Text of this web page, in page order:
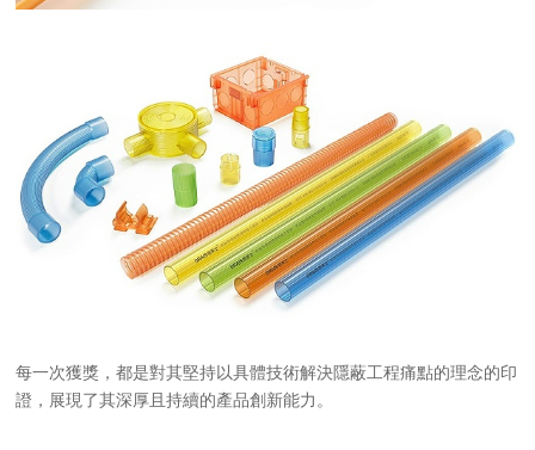
每一次獲獎，都是對其堅持以具體技術解決隱蔽工程痛點的理念的印
證，展現了其深厚且持續的產品創新能力。